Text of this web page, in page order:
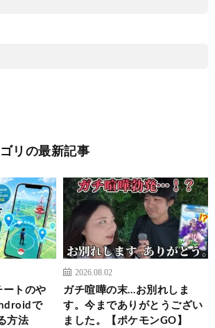
リの最新記事
ートのや
で
方法
2026.08.02
ガチ喧嘩の末…お別れしま
す。今までありがとうござい
ました。【ポケモンGO】